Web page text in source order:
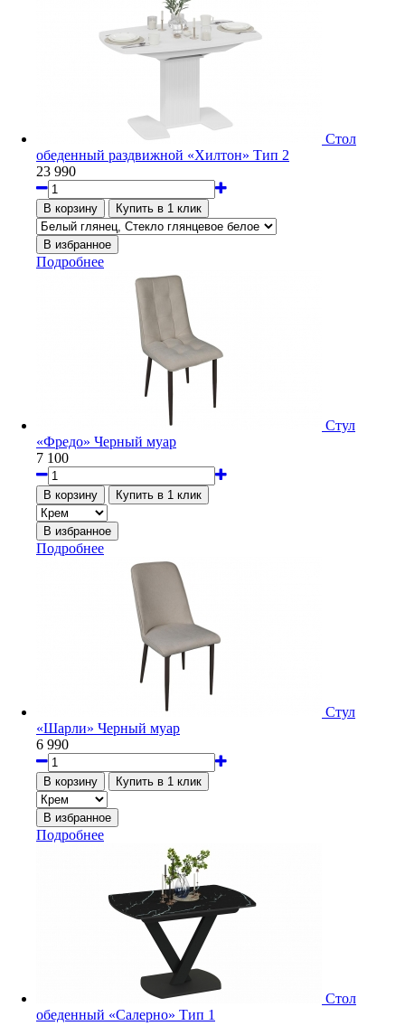
Стол
обеденный раздвижной «Хилтон» Тип 2
23 990
Подробнее
Стул
«Фредо» Черный муар
7 100
Подробнее
Стул
«Шарли» Черный муар
6 990
Подробнее
Стол
обеденный «Салерно» Тип 1